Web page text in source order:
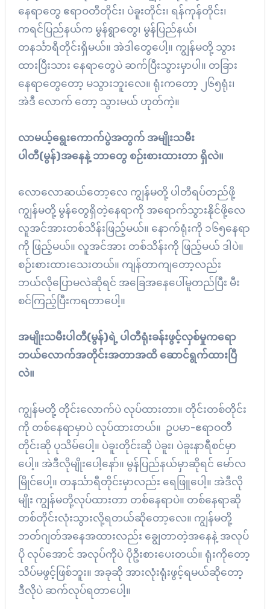
နေရာတွေ ဧရာဝတီတိုင်း၊ ပဲခူးတိုင်း၊ ရန်ကုန်တိုင်း၊
ကရင်ပြည်နယ်က မွန်ရွာတွေ၊ မွန်ပြည်နယ်၊
တနင်္သာရီတိုင်းရှိမယ်။ အဲဒါတွေပေါ့။ ကျွန်မတို့ သွား
ထားပြီးသား နေရာတွေပဲ ဆက်ပြီးသွားမှာပါ။ တခြား
နေရာတွေတော့ မသွားဘူးလေ။ ရုံးကတော့ ၂၆၅ရုံး၊
အဲဒီ လောက် တော့ သွားမယ် ဟုတ်ကဲ့။
လာမယ့်ရွေးကောက်ပွဲအတွက် အမျိုးသမီး
ပါတီ(မွန်)အနေနဲ့ ဘာတွေ စဉ်းစားထားတာ ရှိလဲ။
လောလောဆယ်တော့လေ ကျွန်မတို့ ပါတီရပ်တည်ဖို့
ကျွန်မတို့ မွန်တွေရှိတဲ့နေရာကို အရောက်သွားနိုင်ဖို့လေ
လူအင်အားတစ်သိန်းဖြည့်မယ်။ နောက်ရုံးကို ၁၆၅နေရာ
ကို ဖြည့်မယ်။ လူအင်အား တစ်သိန်းကို ဖြည့်မယ် ဒါပဲ။
စဉ်းစားထားသေးတယ်။ ကျန်တာကျတော့လည်း
ဘယ်လိုပြောမလဲဆိုရင် အခြေအနေပေါ်မူတည်ပြီး မီး
စင်ကြည့်ပြီးကရတာပေါ့။
အမျိုးသမီးပါတီ(မွန်)ရဲ့ ပါတီရုံးခန်းဖွင့်လှစ်မှုကရော
ဘယ်လောက်အတိုင်းအတာအထိ ဆောင်ရွက်ထားပြီ
လဲ။
ကျွန်မတို့ တိုင်းလောက်ပဲ လုပ်ထားတာ။ တိုင်းတစ်တိုင်း
ကို တစ်နေရာမှာပဲ လုပ်ထားတယ်။ ဥပမာ-ဧရာဝတီ
တိုင်းဆို ပုသိမ်ပေါ့။ ပဲခူးတိုင်းဆို ပဲခူး၊ ပဲခူးနာရီစင်မှာ
ပေါ့။ အဲဒီလိုမျိုးပေါ့နော်။ မွန်ပြည်နယ်မှာဆိုရင် မော်လ
မြိုင်ပေါ့။ တနင်္သာရီတိုင်းမှာလည်း ရေဖြူပေါ့။ အဲဒီလို
မျိုး ကျွန်မတို့လုပ်ထားတာ တစ်နေရာပဲ။ တစ်နေရာဆို
တစ်တိုင်းလုံးသွားလို့ရတယ်ဆိုတော့လေ။ ကျွန်မတို့
ဘတ်ဂျတ်အနေအထားလည်း ချွေတာတဲ့အနေနဲ့ အလုပ်
ပို လုပ်အောင် အလုပ်ကိုပဲ ပိုဦးစားပေးတယ်။ ရုံးကိုတော့
သိပ်မဖွင့်ဖြစ်ဘူး။ အခုဆို အားလုံးရုံးဖွင့်ရမယ်ဆိုတော့
ဒီလိုပဲ ဆက်လုပ်ရတာပေါ့။